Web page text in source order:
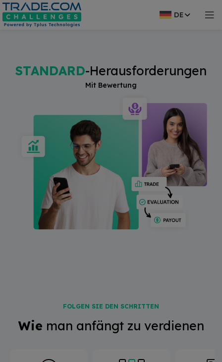
DE
STANDARD-Herausforderungen
Mit Bewertung
FOLGEN SIE DEN SCHRITTEN
Wie man anfängt zu verdienen
modal-check